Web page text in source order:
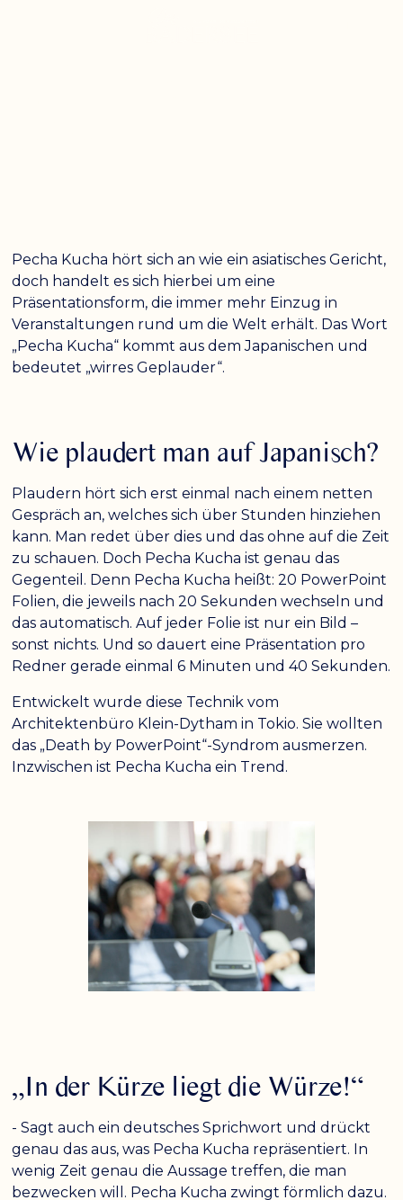
Farben umkehren Monochrom
Niedrige Sättigung Hohe Sättigung
Links hervorheben H1
Überschriften
hervorheben
Bildschirmleser Lesemodus
Inhaltsskalierung 100% − +
Schriftgröße
Zeilenhöhe 100% − +
Pecha Kucha hört sich an wie ein asiatisches Gericht,
doch handelt es sich hierbei um eine
Präsentationsform, die immer mehr Einzug in
Veranstaltungen rund um die Welt erhält. Das Wort
„Pecha Kucha“ kommt aus dem Japanischen und
bedeutet „wirres Geplauder“.
Wie plaudert man auf Japanisch?
Plaudern hört sich erst einmal nach einem netten
Gespräch an, welches sich über Stunden hinziehen
kann. Man redet über dies und das ohne auf die Zeit
zu schauen. Doch Pecha Kucha ist genau das
Gegenteil. Denn Pecha Kucha heißt: 20 PowerPoint
Folien, die jeweils nach 20 Sekunden wechseln und
das automatisch. Auf jeder Folie ist nur ein Bild –
sonst nichts. Und so dauert eine Präsentation pro
Redner gerade einmal 6 Minuten und 40 Sekunden.
Entwickelt wurde diese Technik vom
Architektenbüro Klein-Dytham in Tokio. Sie wollten
das „Death by PowerPoint“-Syndrom ausmerzen.
Inzwischen ist Pecha Kucha ein Trend.
„In der Kürze liegt die Würze!“
- Sagt auch ein deutsches Sprichwort und drückt
genau das aus, was Pecha Kucha repräsentiert. In
wenig Zeit genau die Aussage treffen, die man
bezwecken will. Pecha Kucha zwingt förmlich dazu.